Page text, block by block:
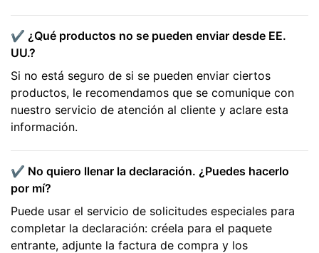
✔️ ¿Qué productos no se pueden enviar desde EE.
UU.?
Si no está seguro de si se pueden enviar ciertos
productos, le recomendamos que se comunique con
nuestro servicio de atención al cliente y aclare esta
información.
✔️ No quiero llenar la declaración. ¿Puedes hacerlo
por mí?
Puede usar el servicio de solicitudes especiales para
completar la declaración: créela para el paquete
entrante, adjunte la factura de compra y los